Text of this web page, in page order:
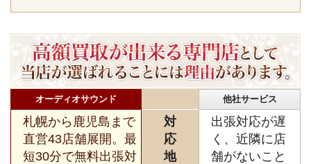
オーディオサウンド 他社サービス
札幌から鹿児島まで
直営43店舗展開。最
短30分で無料出張対
対
応
地
出張対応が遅
く、近隣に店
舗がないこと